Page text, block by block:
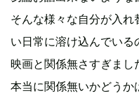
そんな様々な自分が入
い日常に溶け込んでいる
映画と関係無さすぎまし
本当に関係無いかどうか